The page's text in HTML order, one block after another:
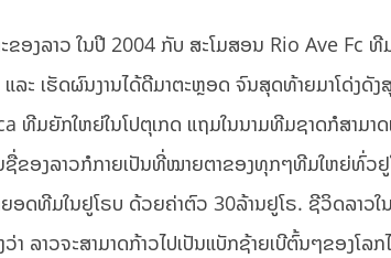
ງລາວ ໃນປີ 2004 ກັບ ສະໂມສອນ Rio Ave Fc ທີມ
ະ ເຮັດຜົນງານໄດ້ດີມາຕະຫຼອດ ຈົນສຸດທ້າຍມາໂດ່ງດັງ
ທີມຍັກໃຫຍ່ໃນໂປຕຸເກດ ແຖມໃນນາມທີມຊາດກໍສາມາ
ຊື່ຂອງລາວກໍກາຍເປັນທີ່ໝາຍຕາຂອງທຸກໆທີມໃຫຍ່ທົ່ວ
ດທີມໃນຢູໂຣບ ດ້ວຍຄ່າຕົວ 30ລ້ານຢູໂຣ. ຊີວິດລາວໃ
ລາວຈະສາມາດກ້າວໄປເປັນແບັກຊ້າຍເບີຕົ້ນໆຂອງໂລກ